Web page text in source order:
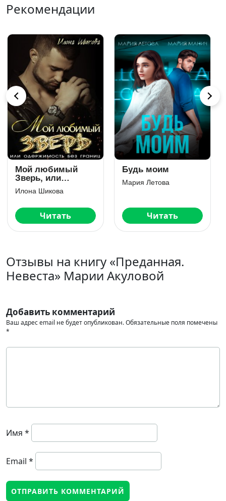
Рекомендации
Я тебя верну
Ольга Вечная
Читать
Сделка с
дьяволом
Читать
Отзывы на книгу «Преданная.
Невеста» Марии Акуловой
Добавить комментарий
Ваш адрес email не будет опубликован.Обязательные поля помечены
*
Имя *
Email *